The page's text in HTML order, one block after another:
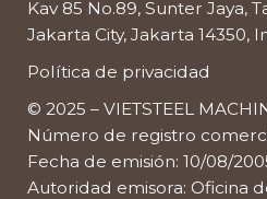
Kav 85 No.89, Sunter Jaya,
Jakarta City, Jakarta 14350,
Política de privacidad
© 2025 – VIETSTEEL
Número de registro
Fecha de emisión: 10/08/
Autoridad emisora: Oficina